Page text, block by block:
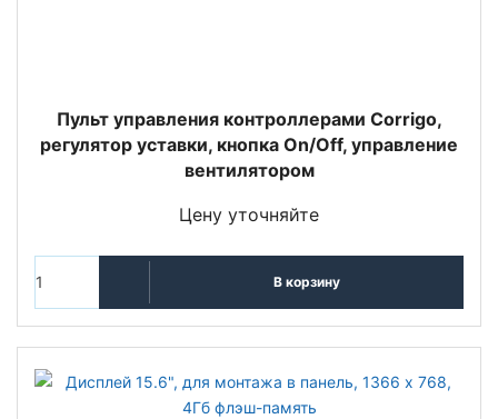
Пульт управления контроллерами Corrigo,
регулятор уставки, кнопка On/Off, управление
вентилятором
Цену уточняйте
В корзину